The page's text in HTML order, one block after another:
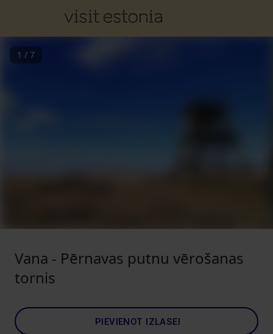
1 / 7
Vana - Pērnavas putnu vērošanas
tornis
PIEVIENOT IZLASEI